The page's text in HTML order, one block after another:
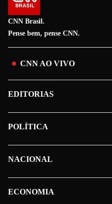
CNN Brasil.
Pense bem, pense CNN.
CNN AO VIVO
EDITORIAS
POLÍTICA
NACIONAL
ECONOMIA